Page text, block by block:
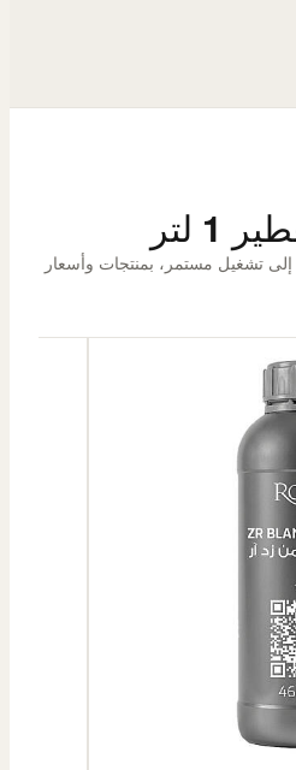
لتر
إلى تشغيل مستمر، بمنتجات وأسعار